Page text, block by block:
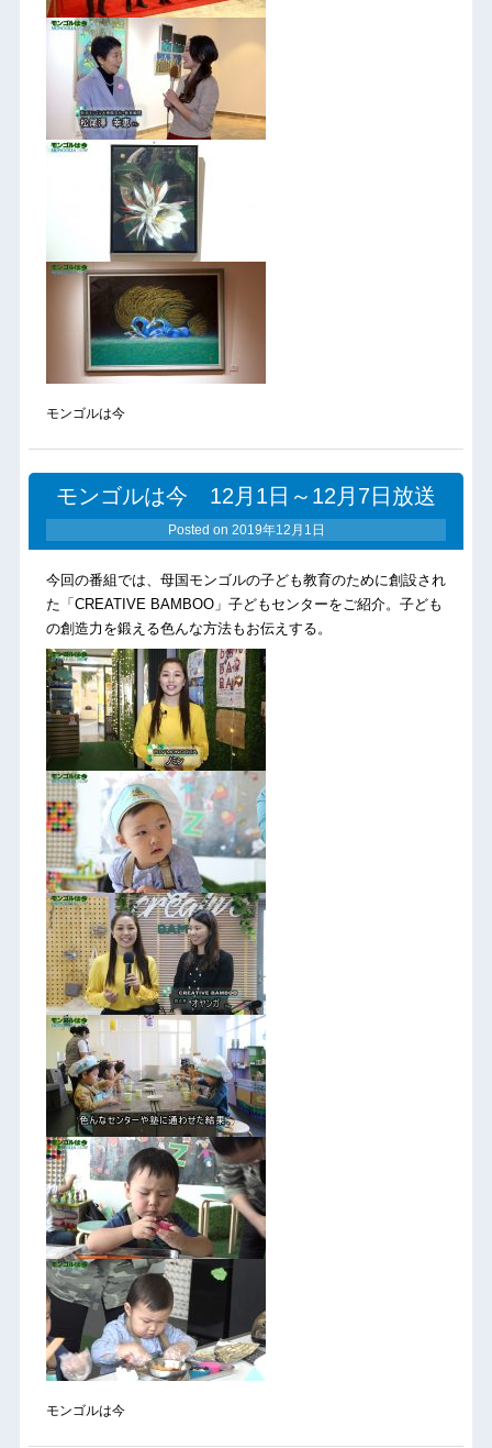
モンゴルは今
モンゴルは今 12月1日～12月7日放送
Posted on 2019年12月1日
今回の番組では、母国モンゴルの子ども教育のために創設され
た「CREATIVE BAMBOO」子どもセンターをご紹介。子ども
の創造力を鍛える色んな方法もお伝えする。
モンゴルは今